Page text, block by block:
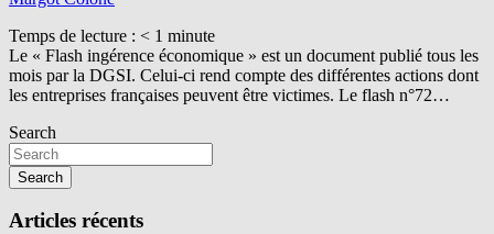
Temps de lecture : < 1 minute
Le « Flash ingérence économique » est un document publié tous les
mois par la DGSI. Celui-ci rend compte des différentes actions dont
les entreprises françaises peuvent être victimes. Le flash n°72…
Search
Search
Articles récents